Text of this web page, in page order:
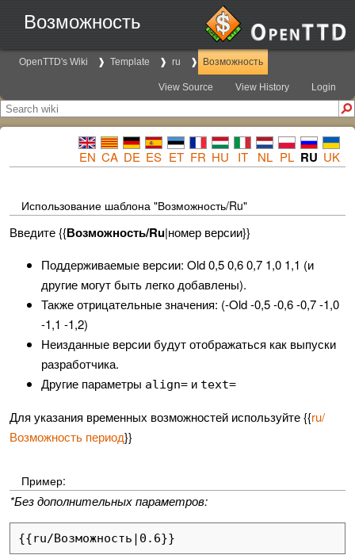
Возможность
OpenTTD's Wiki Template ru Возможность
View Source View History Login
EN CA DE ES ET FR HU IT NL PL RU UK
Использование шаблона "Возможность/Ru"
Введите {{Возможность/Ru|номер версии}}
Поддерживаемые версии: Old 0,5 0,6 0,7 1,0 1,1 (и
другие могут быть легко добавлены).
Также отрицательные значения: (-Old -0,5 -0,6 -0,7 -1,0
-1,1 -1,2)
Неизданные версии будут отображаться как выпуски
разработчика.
Другие параметры align= и text=
Для указания временных возможностей используйте {{ru/
Возможность период}}
Пример:
*Без дополнительных параметров:
{{ru/Возможность|0.6}}